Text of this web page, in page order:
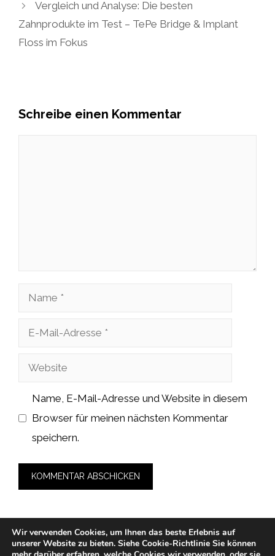
Vergleich und Analyse: Die besten
Zahnprodukte im Test – TePe Bridge & Implant
Floss im Fokus
Schreibe einen Kommentar
Name
Adresse
Website
Name, E-Mail-Adresse und Website in diesem
Browser für meinen nächsten Kommentar
speichern.
© 2026 zahnarzt-medicalcube-rosenheim.de -
Wir verwenden Cookies, um Ihnen das beste Erlebnis auf
unserer Website zu bieten. Siehe Cookie-Richtlinie Sie können